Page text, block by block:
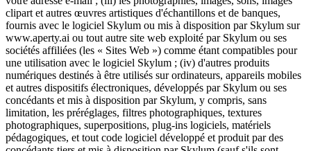
clipart et autres œuvres artistiques d'échantillons et de banques,
fournis avec le logiciel Skylum ou mis à disposition par Skylum sur
www.aperty.ai ou tout autre site web exploité par Skylum ou ses
sociétés affiliées (les « Sites Web ») comme étant compatibles pour
une utilisation avec le logiciel Skylum ; (iv) d'autres produits
numériques destinés à être utilisés sur ordinateurs, appareils mobiles
et autres dispositifs électroniques, développés par Skylum ou ses
concédants et mis à disposition par Skylum, y compris, sans
limitation, les préréglages, filtres photographiques, textures
photographiques, superpositions, plug-ins logiciels, matériels
pédagogiques, et tout code logiciel développé et produit par des